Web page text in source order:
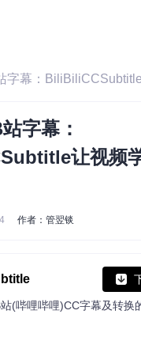
字幕：
让视频
作者：管翌锬
(哔哩哔哩)CC字幕及转换